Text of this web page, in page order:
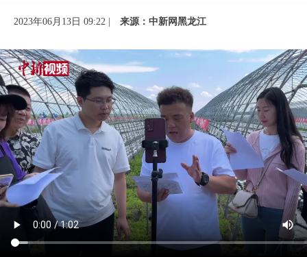
2023年06月13日 09:22 | 来源：中新网黑龙江